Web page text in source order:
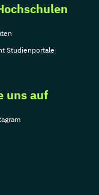
Theater-
Studienportale
uns auf